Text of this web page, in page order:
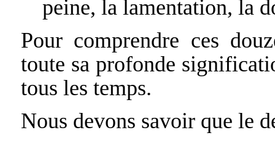
peine, la lamentation, la
Pour comprendre ces
toute sa profonde
tous les temps.
Nous devons savoir que le